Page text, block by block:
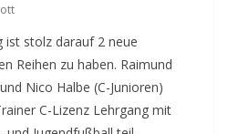
ist stolz darauf 2 neue
Reihen zu haben. Raimund
Nico Halbe (C-Junioren)
C-Lizenz Lehrgang mit